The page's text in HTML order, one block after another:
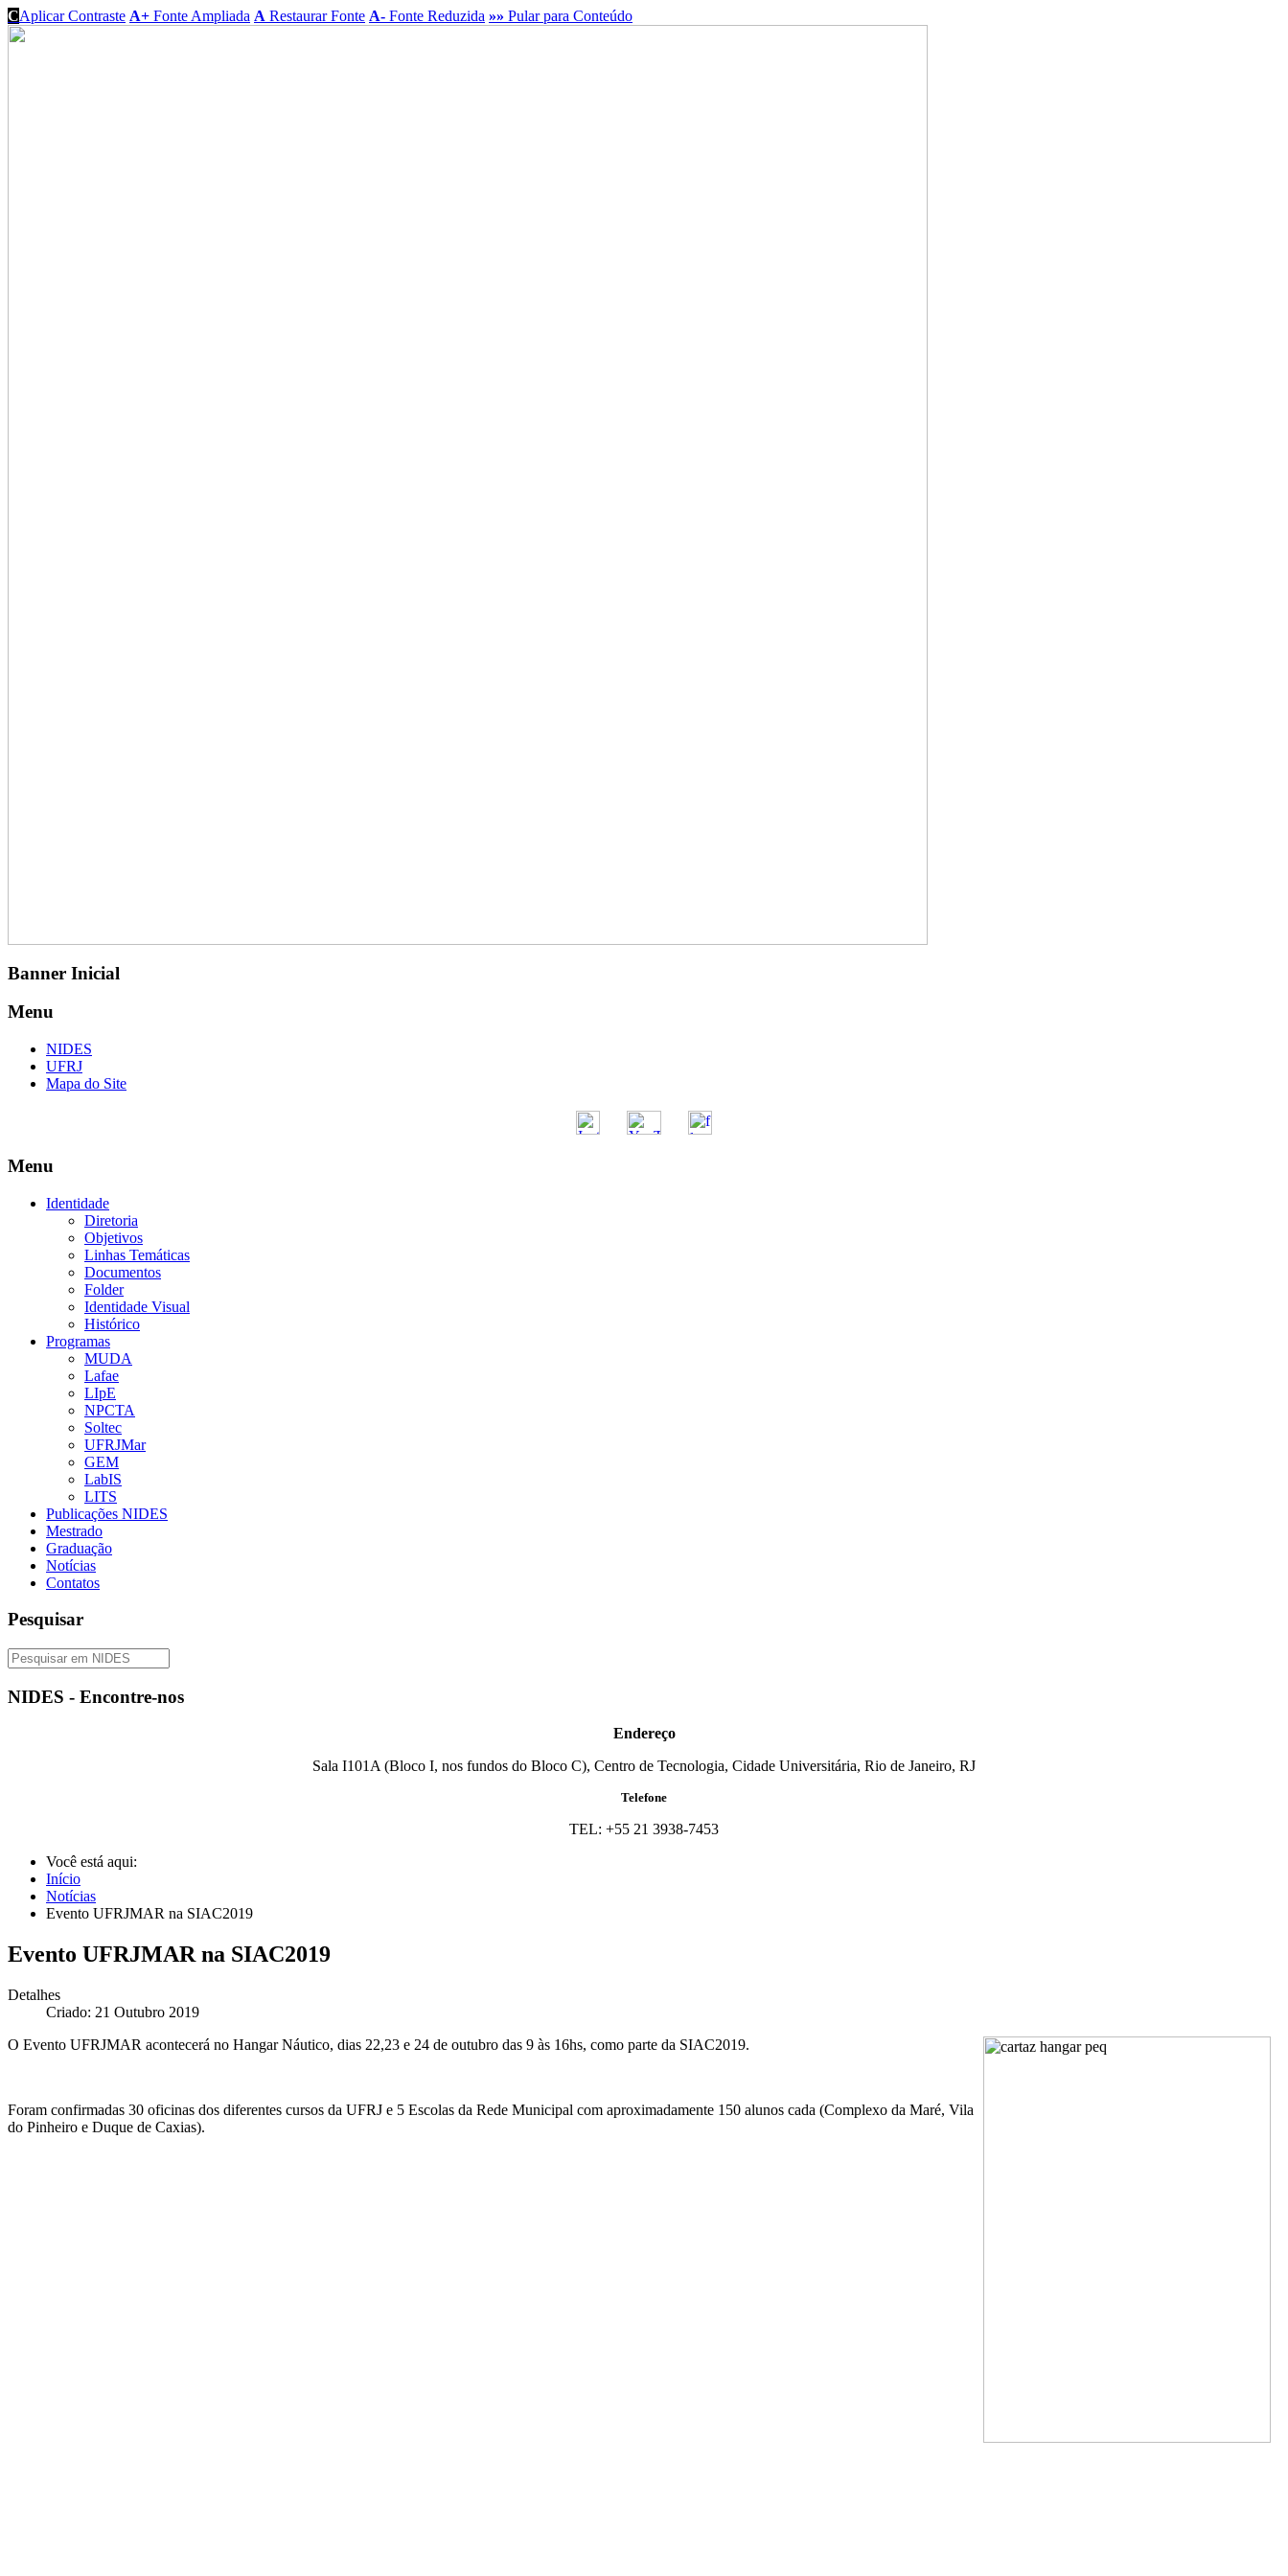
CAplicar Contraste A+ Fonte Ampliada A Restaurar Fonte A- Fonte Reduzida »» Pular para Conteúdo
Banner Inicial
Menu
NIDES
UFRJ
Mapa do Site
Menu
Identidade
Diretoria
Objetivos
Linhas Temáticas
Documentos
Folder
Identidade Visual
Histórico
Programas
MUDA
Lafae
LIpE
NPCTA
Soltec
UFRJMar
GEM
LabIS
LITS
Publicações NIDES
Mestrado
Graduação
Notícias
Contatos
Pesquisar
NIDES - Encontre-nos
Endereço
Sala I101A (Bloco I, nos fundos do Bloco C), Centro de Tecnologia, Cidade Universitária, Rio de Janeiro, RJ
Telefone
TEL: +55 21 3938-7453
Você está aqui:
Início
Notícias
Evento UFRJMAR na SIAC2019
Evento UFRJMAR na SIAC2019
Detalhes
Criado: 21 Outubro 2019
O Evento UFRJMAR acontecerá no Hangar Náutico, dias 22,23 e 24 de outubro das 9 às 16hs, como parte da SIAC2019.
Foram confirmadas 30 oficinas dos diferentes cursos da UFRJ e 5 Escolas da Rede Municipal com aproximadamente 150 alunos cada (Complexo da Maré, Vila
do Pinheiro e Duque de Caxias).